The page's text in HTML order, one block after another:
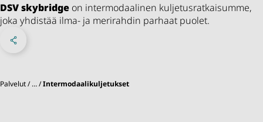
DSVskybridge on intermodaalinen kuljetusratkaisumme,
joka yhdistää ilma- ja merirahdin parhaat puolet.
Sosiaaliset verkostot
Palvelut … Intermodaalikuljetukset